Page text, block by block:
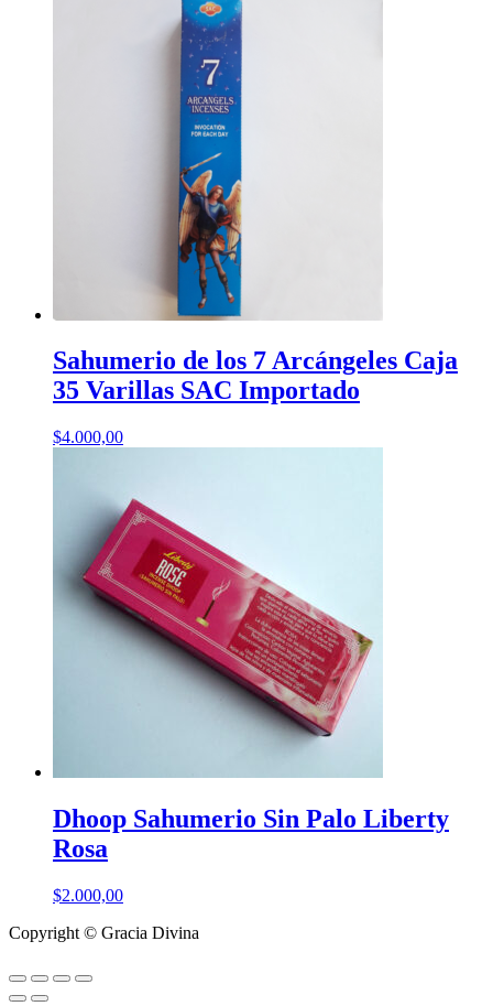
Sahumerio de los 7 Arcángeles Caja
35 Varillas SAC Importado
$4.000,00
Dhoop Sahumerio Sin Palo Liberty
Rosa
$2.000,00